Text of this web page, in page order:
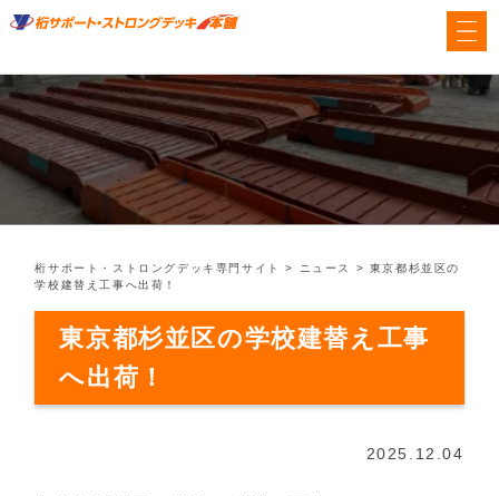
桁サポート・ストロングデッキ専門サイト > ニュース > 東京都杉並区の
学校建替え工事へ出荷！
東京都杉並区の学校建替え工事
へ出荷！
2025.12.04